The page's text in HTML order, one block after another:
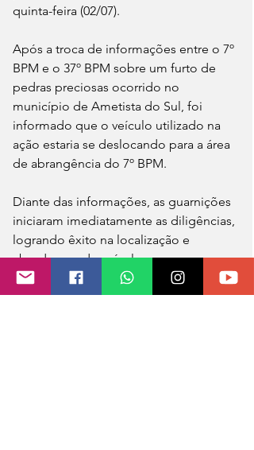
quinta-feira (02/07).
Após a troca de informações entre o 7º
BPM e o 37º BPM sobre um furto de
pedras preciosas ocorrido no
município de Ametista do Sul, foi
informado que o veículo utilizado na
ação estaria se deslocando para a área
de abrangência do 7º BPM.
Diante das informações, as guarnições
iniciaram imediatamente as diligências,
logrando êxito na localização e
abordagem do veículo.
Os dois homens foram presos e